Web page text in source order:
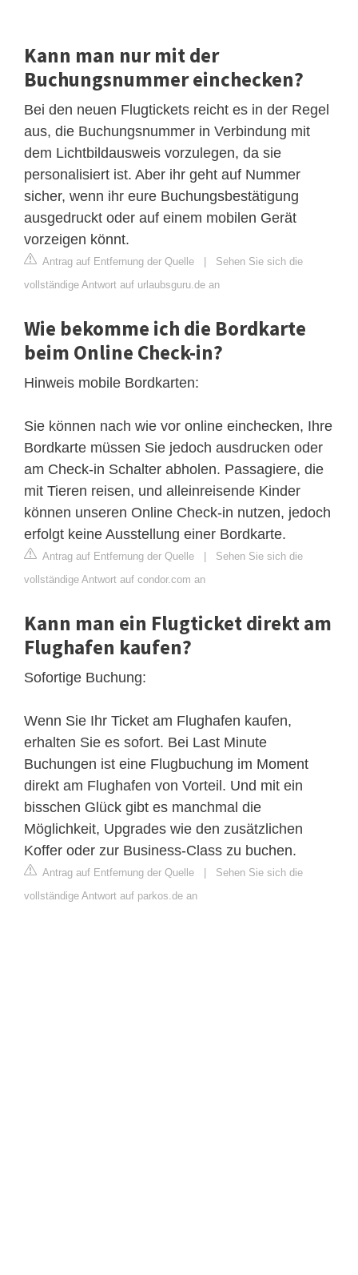
Kann man nur mit der
Buchungsnummer einchecken?
Bei den neuen Flugtickets reicht es in der Regel
aus, die Buchungsnummer in Verbindung mit
dem Lichtbildausweis vorzulegen, da sie
personalisiert ist. Aber ihr geht auf Nummer
sicher, wenn ihr eure Buchungsbestätigung
ausgedruckt oder auf einem mobilen Gerät
vorzeigen könnt.
Antrag auf Entfernung der Quelle | Sehen Sie sich die
vollständige Antwort auf urlaubsguru.de an
Wie bekomme ich die Bordkarte
beim Online Check-in?
Hinweis mobile Bordkarten:
Sie können nach wie vor online einchecken, Ihre
Bordkarte müssen Sie jedoch ausdrucken oder
am Check-in Schalter abholen. Passagiere, die
mit Tieren reisen, und alleinreisende Kinder
können unseren Online Check-in nutzen, jedoch
erfolgt keine Ausstellung einer Bordkarte.
Antrag auf Entfernung der Quelle | Sehen Sie sich die
vollständige Antwort auf condor.com an
Kann man ein Flugticket direkt am
Flughafen kaufen?
Sofortige Buchung:
Wenn Sie Ihr Ticket am Flughafen kaufen,
erhalten Sie es sofort. Bei Last Minute
Buchungen ist eine Flugbuchung im Moment
direkt am Flughafen von Vorteil. Und mit ein
bisschen Glück gibt es manchmal die
Möglichkeit, Upgrades wie den zusätzlichen
Koffer oder zur Business-Class zu buchen.
Antrag auf Entfernung der Quelle | Sehen Sie sich die
vollständige Antwort auf parkos.de an